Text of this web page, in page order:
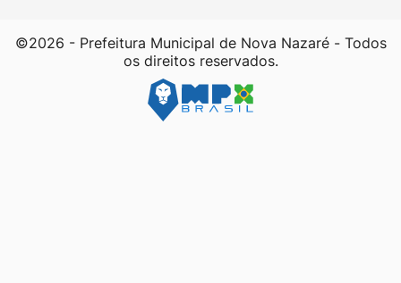
©2026 - Prefeitura Municipal de Nova Nazaré - Todos
os direitos reservados.